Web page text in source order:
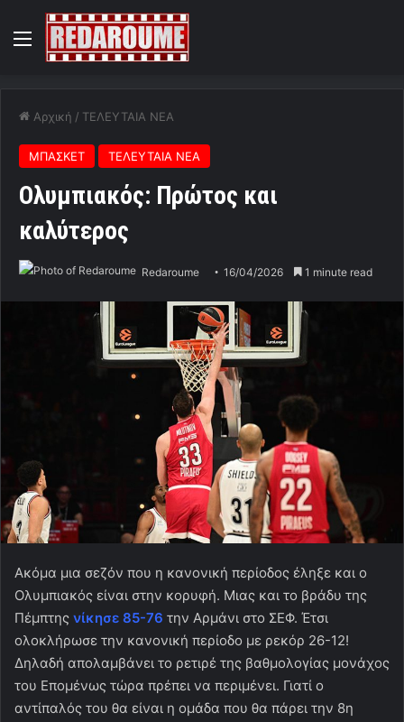
Menu
Αρχική / ΤΕΛΕΥΤΑΙΑ ΝΕΑ
ΜΠΑΣΚΕΤ ΤΕΛΕΥΤΑΙΑ ΝΕΑ
Ολυμπιακός: Πρώτος και
καλύτερος
Redaroume 16/04/2026 1 minute read
Ακόμα μια σεζόν που η κανονική περίοδος έληξε και ο
Ολυμπιακός είναι στην κορυφή. Μιας και το βράδυ της
Πέμπτης νίκησε 85-76 την Αρμάνι στο ΣΕΦ. Έτσι
ολοκλήρωσε την κανονική περίοδο με ρεκόρ 26-12!
Δηλαδή απολαμβάνει το ρετιρέ της βαθμολογίας μονάχος
του Επομένως τώρα πρέπει να περιμένει. Γιατί ο
αντίπαλός του θα είναι η ομάδα που θα πάρει την 8η